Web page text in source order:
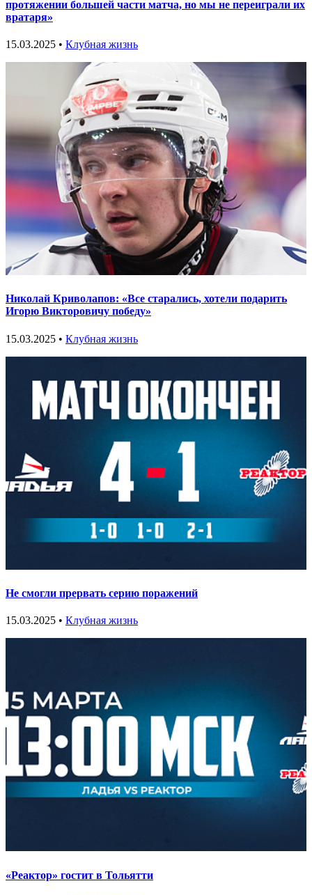
протяжении большей части матча, но мы не переиграли их
вратаря»
15.03.2025 • Клубная жизнь
Николай Криволапов: «Все старались, хотели подарить
Игорю Викторовичу победу»
15.03.2025 • Клубная жизнь
Не смогли прервать серию поражений
15.03.2025 • Клубная жизнь
«Реактор» гостит в Тольятти